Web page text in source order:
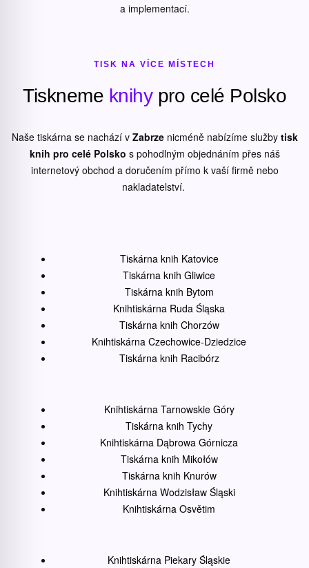
a implementací.
TISK NA VÍCE MÍSTECH
Tiskneme knihy pro celé Polsko
Naše tiskárna se nachází v Zabrzenicméně nabízíme služby tisk
knih pro celé Polsko s pohodlným objednáním přes náš
internetový obchod a doručením přímo k vaší firmě nebo
nakladatelství.
Tiskárna knih Katovice
Tiskárna knih Gliwice
Tiskárna knih Bytom
Knihtiskárna Ruda Śląska
Tiskárna knih Chorzów
Knihtiskárna Czechowice-Dziedzice
Tiskárna knih Racibórz
Knihtiskárna Tarnowskie Góry
Tiskárna knih Tychy
Knihtiskárna Dąbrowa Górnicza
Tiskárna knih Mikołów
Tiskárna knih Knurów
Knihtiskárna Wodzisław Śląski
Knihtiskárna Osvětim
Knihtiskárna Piekary Śląskie